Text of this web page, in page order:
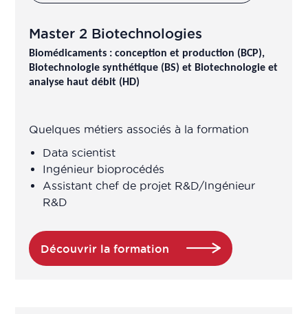
BIO-STATISTICIEN
Business Developer
Chargé affaires réglementaires
Chargé affaires réglementaires
international
Master 2 Biotechnologies
Biomédicaments : conception et production (BCP),
Biotechnologie synthétique (BS) et Biotechnologie et
analyse haut débit (HD)
Quelques métiers associés à la formation
Data scientist
Ingénieur bioprocédés
Assistant chef de projet R&D/Ingénieur
R&D
Découvrir la formation